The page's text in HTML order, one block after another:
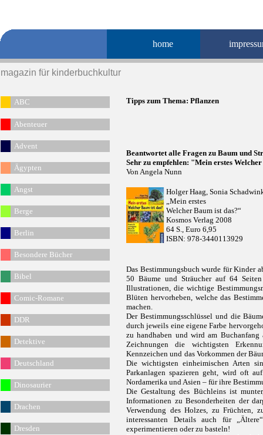
home
magazin für kinderbuchkultur
ABC
Abenteuer
Advent
Ägypten
Angst
Berge
Berlin
Besondere Bücher
Bibel
Comic-Romane
DDR
Detektive
Deutschland
Dinosaurier
Drachen
Dresden
Tipps zum Thema: Pflanzen
Beantwortet alle Fragen zu Baum und
Sehr zu empfehlen: "Mein erstes
Von Angela Nunn
Holger Haag, Sonia
„Mein erstes
Welcher Baum ist das?“
Kosmos Verlag 2008
64 S., Euro 6,95
ISBN: 978-3440113929
Das Bestimmungsbuch wurde für Kinder
50 Bäume und Sträucher auf 64
Illustrationen, die wichtige
Blüten hervorheben, welche das
machen.
Der Bestimmungsschlüssel und die
durch jeweils eine eigene Farbe
zu handhaben und wird am
Zeichnungen die wichtigsten
Kennzeichen und das Vorkommen der
Die wichtigsten einheimischen Arten
Parkanlagen spazieren geht, wird oft
Nordamerika und Asien – für ihre
Die Gestaltung des Büchleins ist
Informationen zu Besonderheiten der
Verwendung des Holzes, zu
interessanten Details auch für
experimentieren oder zu basteln!